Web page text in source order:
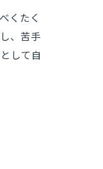
くたく
、苦手
して自